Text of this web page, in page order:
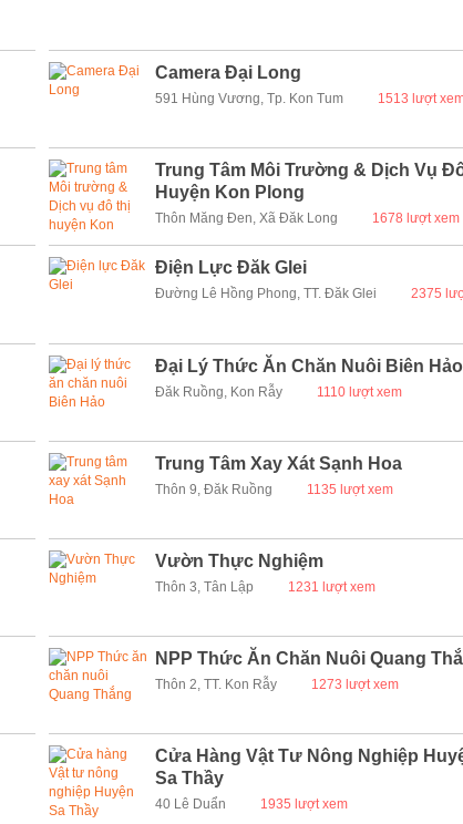
Camera Đại Long
591 Hùng Vương, Tp. Kon Tum 1513 lượt
Trung Tâm Môi Trường & Dịch Vụ
Huyện Kon Plong
Thôn Măng Đen, Xã Đăk Long 1678 lượt xem
Điện Lực Đăk Glei
Đường Lê Hồng Phong, TT. Đăk Glei 2375
Đại Lý Thức Ăn Chăn Nuôi Biên Hảo
Đăk Ruồng, Kon Rẫy 1110 lượt xem
Trung Tâm Xay Xát Sạnh Hoa
Thôn 9, Đăk Ruồng 1135 lượt xem
Vườn Thực Nghiệm
Thôn 3, Tân Lập 1231 lượt xem
NPP Thức Ăn Chăn Nuôi Quang
Thôn 2, TT. Kon Rẫy 1273 lượt xem
Cửa Hàng Vật Tư Nông Nghiệp
Sa Thầy
40 Lê Duẩn 1935 lượt xem